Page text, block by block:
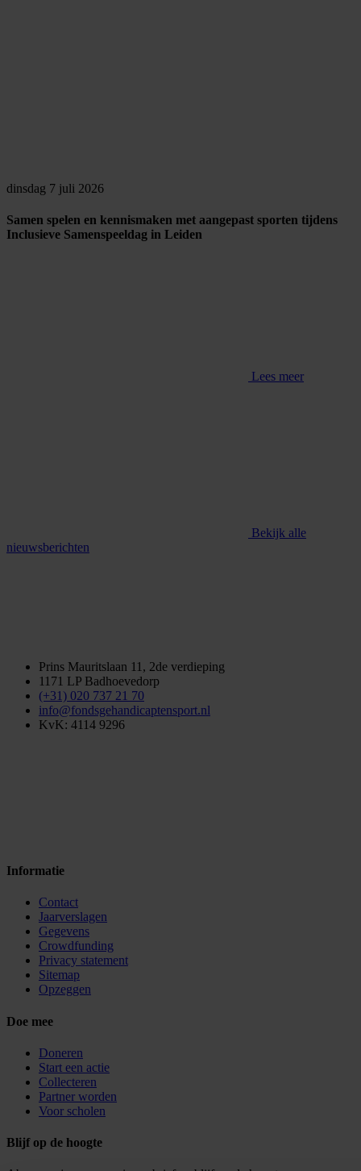
dinsdag 7 juli 2026
Samen spelen en kennismaken met aangepast sporten tijdens
Inclusieve Samenspeeldag in Leiden
Lees meer
Bekijk alle
nieuwsberichten
Prins Mauritslaan 11, 2de verdieping
1171 LP Badhoevedorp
(+31) 020 737 21 70
info@fondsgehandicaptensport.nl
KvK: 4114 9296
Informatie
Contact
Jaarverslagen
Gegevens
Crowdfunding
Privacy statement
Sitemap
Opzeggen
Doe mee
Doneren
Start een actie
Collecteren
Partner worden
Voor scholen
Blijf op de hoogte